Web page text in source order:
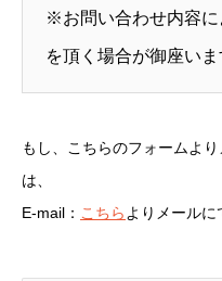
※お問い合わせ内容に
を頂く場合が御座いま
もし、こちらのフォームよ
は、
E-mail： こちらよりメールに